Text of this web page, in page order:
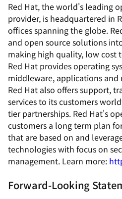
Red Hat, the world's leading
provider, is headquartered in
offices spanning the globe.
and open source solutions
making high quality, low cost
Red Hat provides operating
middleware, applications
Red Hat also offers support,
services to its customers
tier partnerships. Red Hat's
customers a long term plan
that are based on and
technologies with focus on
management. Learn more:
Forward-Looking